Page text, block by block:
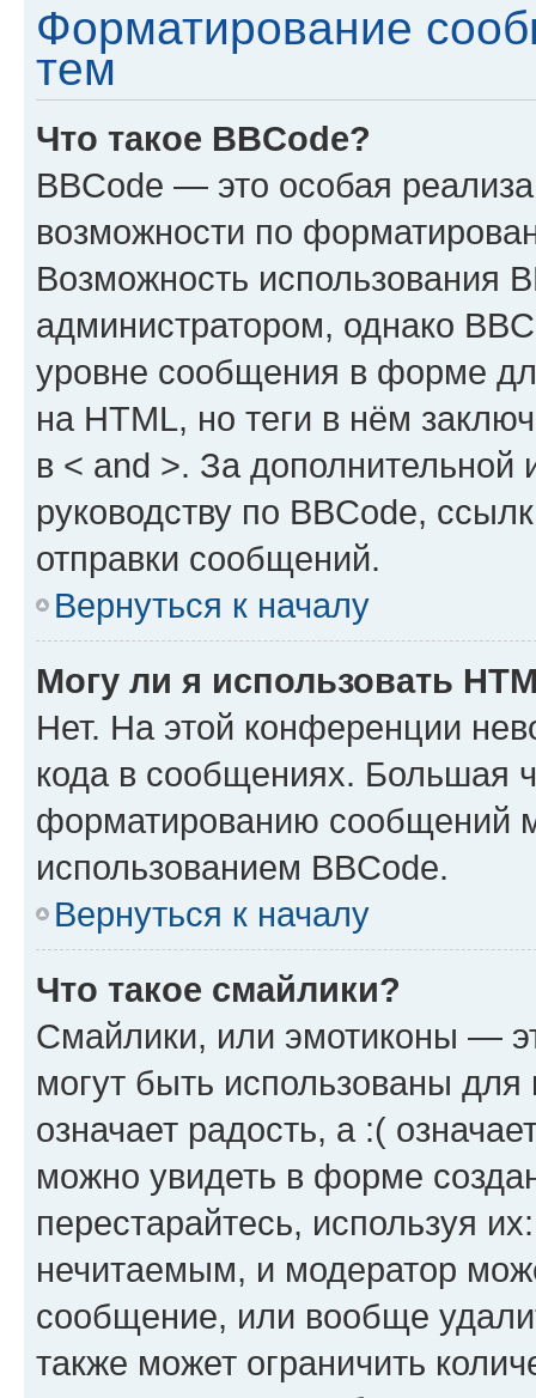
Форматирование
тем
Что такое BBCode?
BBCode — это особая
возможности по
Возможность использования
администратором, однако
уровне сообщения в форме
на HTML, но теги в нём
в < and >. За
руководству по BBCode,
отправки сообщений.
Вернуться к началу
Могу ли я использовать
Нет. На этой конференции
кода в сообщениях. Большая
форматированию сообщений
использованием BBCode.
Вернуться к началу
Что такое смайлики?
Смайлики, или эмотиконы —
могут быть использованы
означает радость, а :(
можно увидеть в форме
перестарайтесь, используя
нечитаемым, и модератор
сообщение, или вообще
также может ограничить